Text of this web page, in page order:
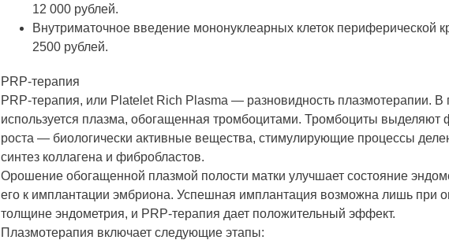
12 000 рублей.
Внутриматочное введение мононуклеарных клеток периферической
2500 рублей.
PRP-терапия
PRP-терапия, или Platelet Rich Plasma — разновидность плазмотерапии. В
используется плазма, обогащенная тромбоцитами. Тромбоциты выделяют
роста — биологически активные вещества, стимулирующие процессы
синтез коллагена и фибробластов.
Орошение обогащенной плазмой полости матки улучшает состояние
его к имплантации эмбриона. Успешная имплантация возможна лишь при
толщине эндометрия, и PRP-терапия дает положительный эффект.
Плазмотерапия включает следующие этапы: